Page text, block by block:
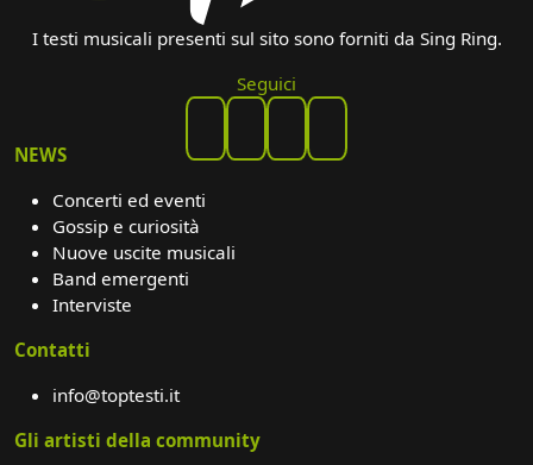
I testi musicali presenti sul sito sono forniti da Sing Ring.
Seguici
NEWS
Concerti ed eventi
Gossip e curiosità
Nuove uscite musicali
Band emergenti
Interviste
Contatti
info@toptesti.it
Gli artisti della community